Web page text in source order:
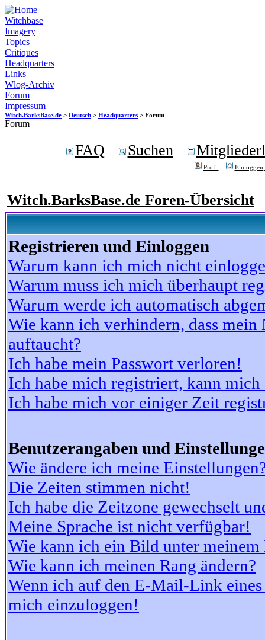
Witchbase
Imagery
Topics
Critiques
Headquarters
Links
Wlog-Archiv
Forum
Impressum
Witch.BarksBase.de > Deutsch > Headquarters > Forum
Forum
FAQ Suchen
Profil
Witch.BarksBase.de Foren-Übersicht
Registrieren und Einloggen
Warum kann ich mich nicht
Warum muss ich mich überhaupt
Warum werde ich automatisch
Wie kann ich verhindern, dass
auftaucht?
Ich habe mein Passwort verloren!
Ich habe mich registriert, kann
Ich habe mich vor einiger Zeit
Benutzerangaben und
Wie ändere ich meine
Die Zeiten stimmen nicht!
Ich habe die Zeitzone gewechselt
Meine Sprache ist nicht verfügbar!
Wie kann ich ein Bild unter meinem
Wie kann ich meinen Rang ändern?
Wenn ich auf den E-Mail-Link
mich einzuloggen!